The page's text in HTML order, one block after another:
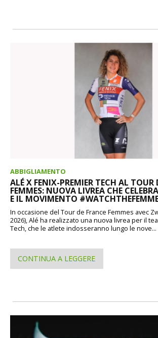
ABBIGLIAMENTO
ALÉ X FENIX-PREMIER TECH AL TOUR
FEMMES: NUOVA LIVREA CHE
E IL MOVIMENTO
In occasione del Tour de France Femmes avec
2026), Alé ha realizzato una nuova livrea per il
Tech, che le atlete indosseranno lungo le nove...
CONTINUA A LEGGERE